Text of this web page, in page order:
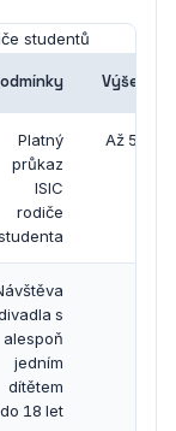
studentů
Výše
Platný
průkaz
ISIC
rodiče
Až 50 %
s
alespoň
jedním
dítětem
do 18 let